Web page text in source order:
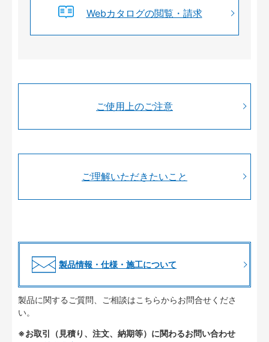
Webカタログの閲覧・請求
ご使用上のご注意
ご理解いただきたいこと
製品情報・仕様・施工について
製品に関するご質問、ご相談はこちらからお問合せくださ
い。
※お取引（見積り、注文、納期等）に関わるお問い合わせ